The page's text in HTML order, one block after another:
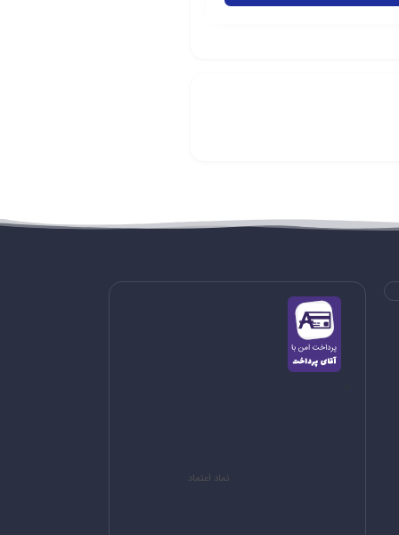
نماد اعتماد